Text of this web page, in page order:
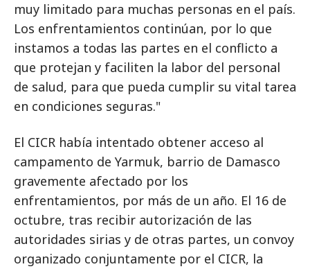
muy limitado para muchas personas en el país.
Los enfrentamientos continúan, por lo que
instamos a todas las partes en el conflicto a
que protejan y faciliten la labor del personal
de salud, para que pueda cumplir su vital tarea
en condiciones seguras."
El CICR había intentado obtener acceso al
campamento de Yarmuk, barrio de Damasco
gravemente afectado por los
enfrentamientos, por más de un año. El 16 de
octubre, tras recibir autorización de las
autoridades sirias y de otras partes, un convoy
organizado conjuntamente por el CICR, la